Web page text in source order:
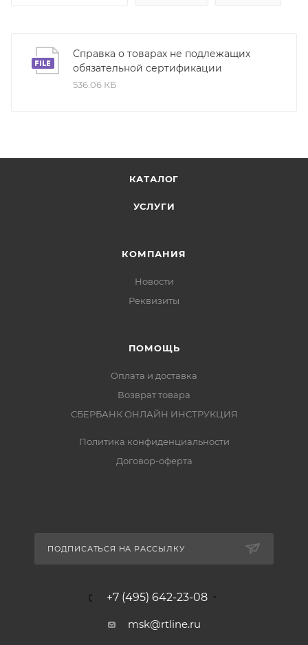
Справка о товарах не подлежащих
обязательной сертификации
536.06 КБ
КАТАЛОГ
УСЛУГИ
КОМПАНИЯ
Новости
Реквизиты
ПОМОЩЬ
Оплата и доставка
Возврат товара
СБЕРБАНК ОНЛАЙН ИНСТРУКЦИЯ
Политика конфиденциальности
Договор-оферта
ПОДПИСАТЬСЯ НА РАССЫЛКУ
+7 (495) 642-23-08
msk@rtline.ru